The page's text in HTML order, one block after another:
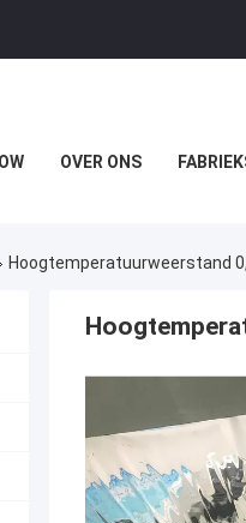
OVER ONS
Hoogtemperatuurweerstand